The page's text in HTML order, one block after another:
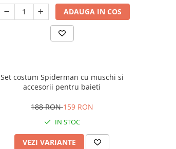
ADAUGA IN COS
Set costum Spiderman cu muschi si
accesorii pentru baieti
188 RON159 RON
IN STOC
VEZI VARIANTE